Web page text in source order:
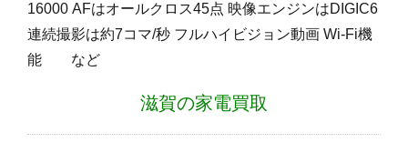
16000 AFはオールクロス45点 映像エンジンはDIGIC6
連続撮影は約7コマ/秒 フルハイビジョン動画 Wi-Fi機
能 など
滋賀の家電買取